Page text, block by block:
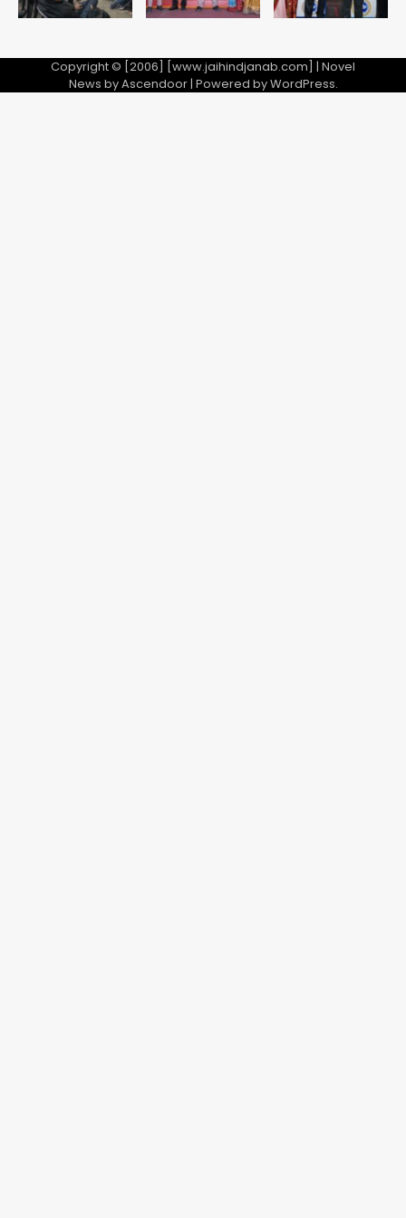
Copyright © [2006] [www.jaihindjanab.com] | Novel
News byAscendoor| Powered byWordPress.